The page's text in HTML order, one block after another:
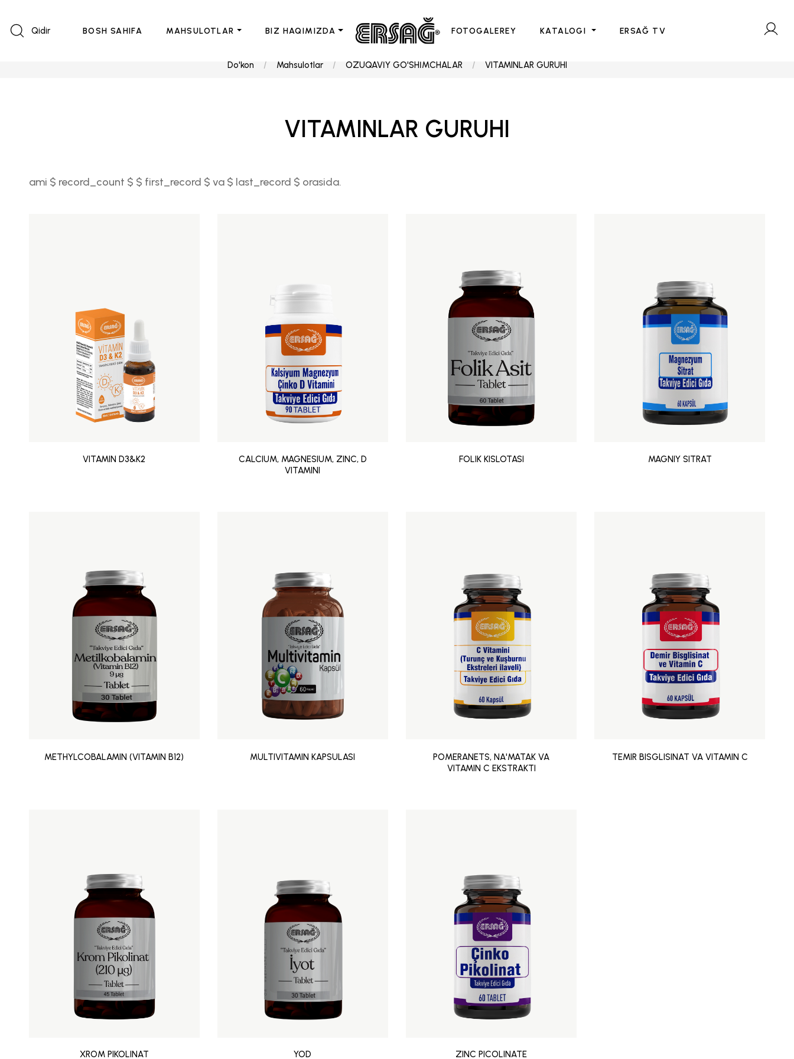
Qidir BOSH SAHIFA MAHSULOTLAR BIZ HAQIMIZDA FOTOGALEREY KATALOGI ERSAĞ TV
Do'kon Mahsulotlar OZUQAVİY GO'SHİMCHALAR VITAMINLAR GURUHI
VITAMINLAR GURUHI
ami $ record_count $ $ first_record $ va $ last_record $ orasida.
VITAMIN D3&K2
CALCIUM, MAGNESIUM, ZINC, D
VITAMINI
FOLIK KISLOTASI MAGNIY SITRAT
METHYLCOBALAMIN (VITAMIN B12) MULTIVITAMIN KAPSULASI
POMERANETS, NA'MATAK VA
VITAMIN C EKSTRAKTI
TEMIR BISGLISINAT VA VITAMIN C
XROM PIKOLINAT YOD ZINC PICOLINATE